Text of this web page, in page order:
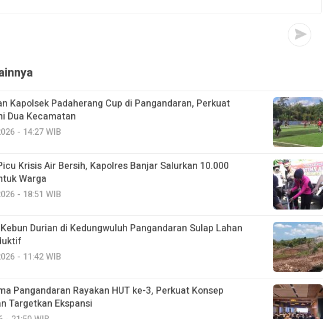
Kapolsek Padaherang Cup di Pangandaran, Perkuat
Dua Kecamatan
- 14:27 WIB
Krisis Air Bersih, Kapolres Banjar Salurkan 10.000
Warga
- 18:51 WIB
Durian di Kedungwuluh Pangandaran Sulap Lahan
- 11:42 WIB
Pangandaran Rayakan HUT ke-3, Perkuat Konsep
Targetkan Ekspansi